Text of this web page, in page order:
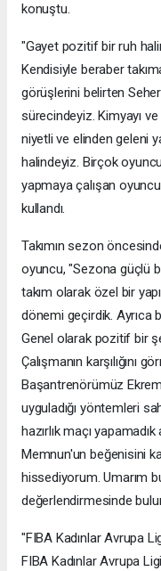
konuştu.
"Gayet pozitif bir ruh
Kendisiyle beraber
görüşlerini belirten
sürecindeyiz. Kimyayı
niyetli ve elinden geleni
halindeyiz. Birçok
yapmaya çalışan
kullandı.
Takımın sezon
oyuncu, "Sezona güçlü
takım olarak özel bir
dönemi geçirdik. Ayrıca
Genel olarak pozitif bir
Çalışmanın karşılığını
Başantrenörümüz
uyguladığı yöntemleri
hazırlık maçı
Memnun'un beğenisini
hissediyorum. Umarım
değerlendirmesinde
"FIBA Kadınlar Avrupa
FIBA Kadınlar Avrupa